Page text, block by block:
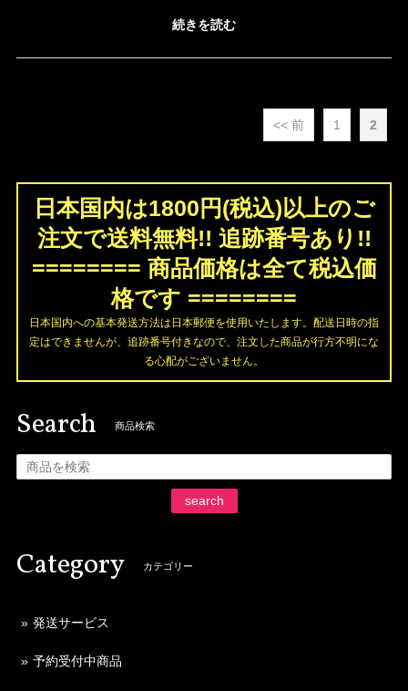
続きを読む
<< 前 1 2
日本国内は1800円(税込)以上のご
注文で送料無料!! 追跡番号あり!!
======== 商品価格は全て税込価
格です ========
日本国内への基本発送方法は日本郵便を使用いたします。配送日時の指
定はできませんが、追跡番号付きなので、注文した商品が行方不明にな
る心配がございません。
Search 商品検索
search
Category カテゴリー
発送サービス
予約受付中商品